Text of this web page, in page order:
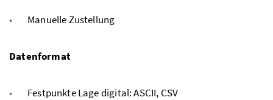
Manuelle Zustellung
Datenformat
Festpunkte Lage digital: ASCII, CSV